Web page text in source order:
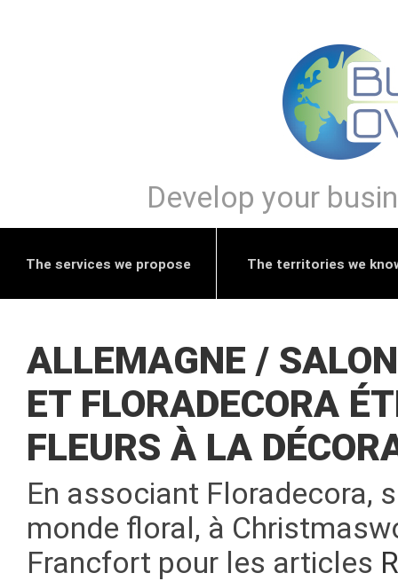
Develop your
The services we propose The territories we
ALLEMAGNE /
ET FLORADECORA
FLEURS À LA
En associant Floradecora,
monde floral, à
Francfort pour les articles